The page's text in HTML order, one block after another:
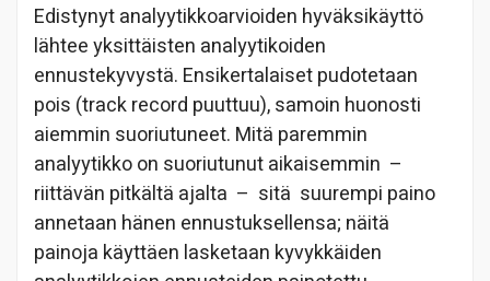
Edistynyt analyytikkoarvioiden hyväksikäyttö
lähtee yksittäisten analyytikoiden
ennustekyvystä. Ensikertalaiset pudotetaan
pois (track record puuttuu), samoin huonosti
aiemmin suoriutuneet. Mitä paremmin
analyytikko on suoriutunut aikaisemmin –
riittävän pitkältä ajalta – sitä suurempi paino
annetaan hänen ennustuksellensa; näitä
painoja käyttäen lasketaan kyvykkäiden